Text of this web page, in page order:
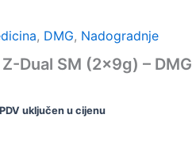
, DMG, Nadogradnje
Dual SM (2x9g) – DMG
PDV uključen u cijenu